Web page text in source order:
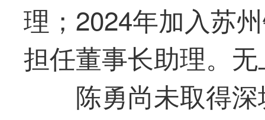
理；2024年加入苏
担任董事长助理。
陈勇尚未取得